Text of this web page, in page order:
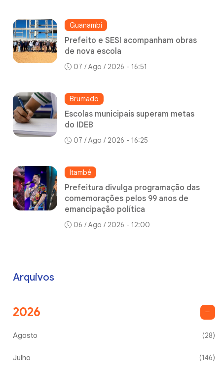
Guanambi
Prefeito e SESI acompanham obras
de nova escola
07 / Ago / 2026 - 16:51
Brumado
Escolas municipais superam metas
do IDEB
07 / Ago / 2026 - 16:25
Itambé
Prefeitura divulga programação das
comemorações pelos 99 anos de
emancipação política
06 / Ago / 2026 - 12:00
Arquivos
2026
Agosto (28)
Julho (146)